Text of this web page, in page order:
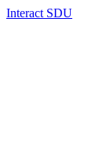
Interact SDU